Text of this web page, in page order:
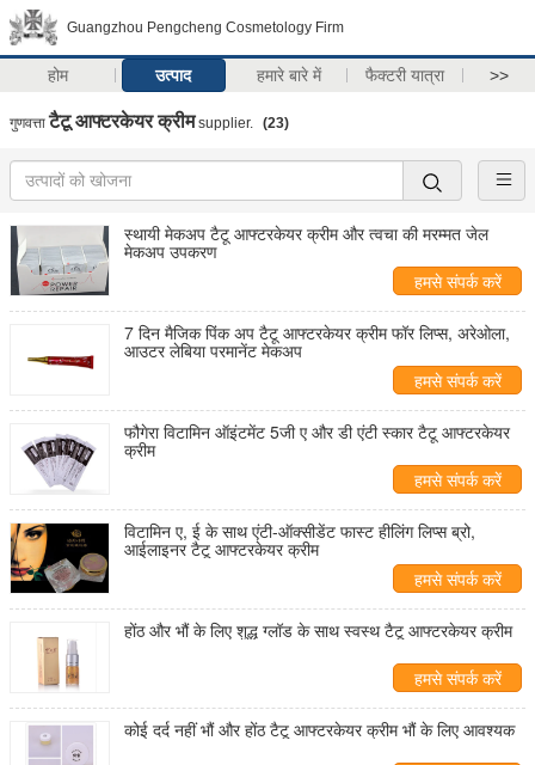
Guangzhou Pengcheng Cosmetology Firm
होम उत्पाद हमारे बारे में फैक्टरी यात्रा >>
गुणवत्ता टैटू आफ्टरकेयर क्रीमsupplier. (23)
स्थायी मेकअप टैटू आफ्टरकेयर क्रीम और त्वचा की मरम्मत जेल
मेकअप उपकरण
हमसे संपर्क करें
7 दिन मैजिक पिंक अप टैटू आफ्टरकेयर क्रीम फॉर लिप्स, अरेओला,
आउटर लेबिया परमानेंट मेकअप
हमसे संपर्क करें
फौगेरा विटामिन ऑइंटमेंट 5जी ए और डी एंटी स्कार टैटू आफ्टरकेयर
क्रीम
हमसे संपर्क करें
विटामिन ए, ई के साथ एंटी-ऑक्सीडेंट फास्ट हीलिंग लिप्स ब्रो,
आईलाइनर टैटू आफ्टरकेयर क्रीम
हमसे संपर्क करें
होंठ और भौं के लिए शुद्ध ग्लॉड के साथ स्वस्थ टैटू आफ्टरकेयर क्रीम
हमसे संपर्क करें
कोई दर्द नहीं भौं और होंठ टैटू आफ्टरकेयर क्रीम भौं के लिए आवश्यक